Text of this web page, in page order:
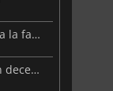
Warhammer 40.000: Dawn of War 4 presenta la fazione dei Necron
Forsaken Realms: Vahrin's Call esce dopo un decennio di sviluppo